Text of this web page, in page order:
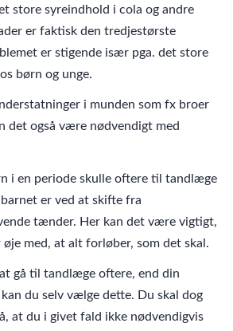
store syreindhold i cola og andre
er faktisk den tredjestørste
er stigende især pga. det store
børn og unge.
i munden som fx broer
det også være nødvendigt med
i en periode skulle oftere til tandlæge
er ved at skifte fra
tænder. Her kan det være vigtigt,
med, at alt forløber, som det skal.
gå til tandlæge oftere, end din
du selv vælge dette. Du skal dog
at du i givet fald ikke nødvendigvis